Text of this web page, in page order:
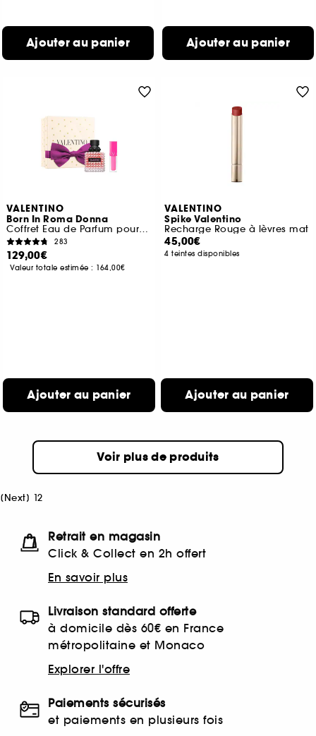
Ajouter au panier Ajouter au panier
VALENTINO
Born In Roma Donna
Coffret Eau de Parfum pour femme
283
129,00€
Valeur totale estimée : 164,00€
Ajouter au panier
VALENTINO
Spike Valentino
Recharge Rouge à lèvres mat
45,00€
4 teintes disponibles
Ajouter au panier
Voir plus de produits
[Next] 12
Retrait en magasin
Click & Collect en 2h offert
En savoir plus
Livraison standard offerte
à domicile dès 60€ en France
métropolitaine et Monaco
Explorer l'offre
Paiements sécurisés
et paiements en plusieurs fois